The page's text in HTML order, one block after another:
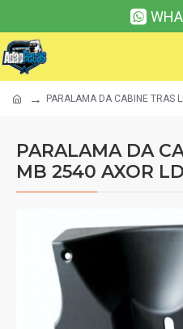
PARALAMA DA CABINE
PARALAMA DA
MB 2540 AXOR